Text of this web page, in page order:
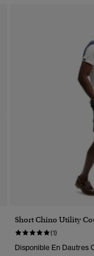
Short Chino Utility
(1)
Disponible En Dautres